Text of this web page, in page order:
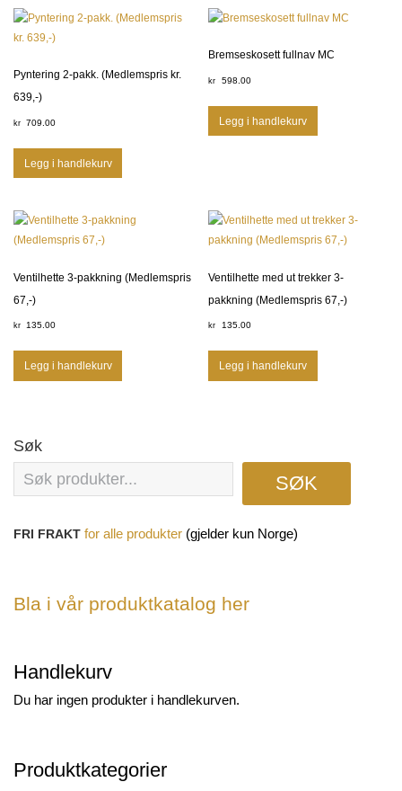
Pyntering 2-pakk. (Medlemspris kr.
639,-)
kr 709.00
Legg i handlekurv
Bremseskosett fullnav MC
kr 598.00
Legg i handlekurv
Ventilhette 3-pakkning (Medlemspris
67,-)
kr 135.00
Legg i handlekurv
Ventilhette med ut trekker 3-
pakkning (Medlemspris 67,-)
kr 135.00
Legg i handlekurv
Søk
SØK
FRI FRAKT for alle produkter (gjelder kun Norge)
Bla i vår produktkatalog her
Handlekurv
Du har ingen produkter i handlekurven.
Produktkategorier